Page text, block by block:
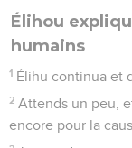
Élihou
humains
1 Élihu continua et
2 Attends un peu,
encore pour la